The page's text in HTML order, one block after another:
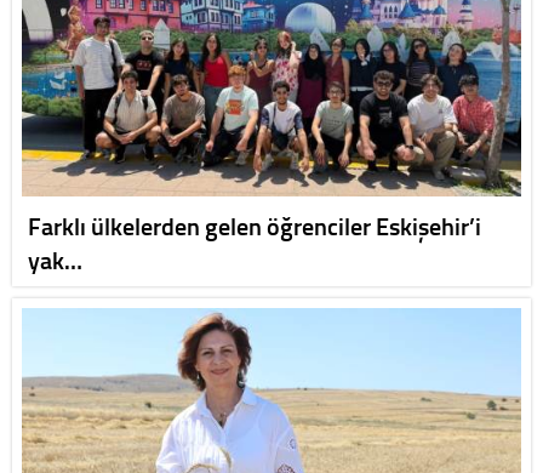
Farklı ülkelerden gelen öğrenciler Eskişehir’i
yak…